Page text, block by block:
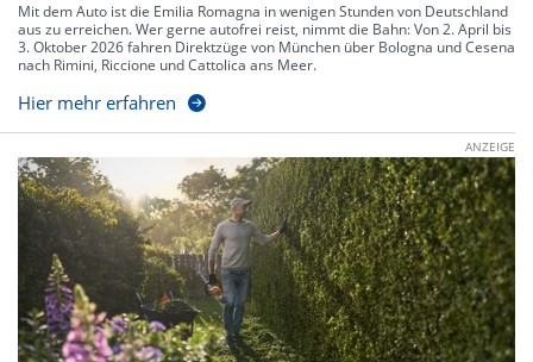
Mit dem Auto ist die Emilia Romagna in wenigen Stunden von Deutschland
aus zu erreichen. Wer gerne autofrei reist, nimmt die Bahn: Von 2. April bis
3. Oktober 2026 fahren Direktzüge von München über Bologna und Cesena
nach Rimini, Riccione und Cattolica ans Meer.
Hier mehr erfahren
ANZEIGE